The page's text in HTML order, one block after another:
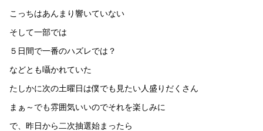
こっちはあんまり響いていない
そして一部では
５日間で一番のハズレでは？
などとも囁かれていた
たしかに次の土曜日は僕でも見たい人盛りだくさん
まぁ～でも雰囲気いいのでそれを楽しみに
で、昨日から二次抽選始まったら